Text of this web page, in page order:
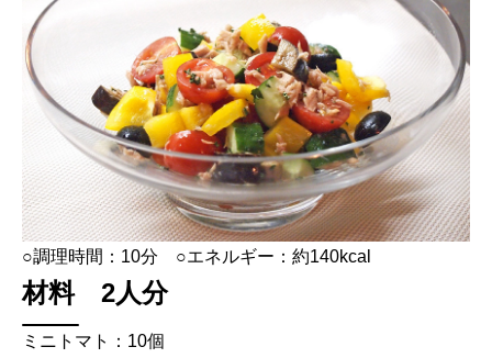
○調理時間：10分 ○エネルギー：約140kcal
材料 2人分
ミニトマト：10個